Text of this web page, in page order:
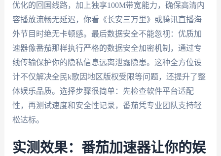
优化的回国线路，加上独享100M带宽能力，确保高清内
容播放流畅无延迟，你看《长安三万里》或腾讯直播海
外节目时绝无卡顿感。最后数据安全不能忽视：优质加
速器像番茄那样执行严格的数据安全加密机制，通过专
线传输保护你的隐私信息远离泄露隐患。这种全方位设
计不仅解决全民k歌因地区版权受限等问题，还提升了整
体娱乐品质。选择步骤很简单：先检查软件平台适配
性，再测试速度和安全性记录，番茄凭专业团队支持轻
松达标。
实测效果：番茄加速器让你的娱